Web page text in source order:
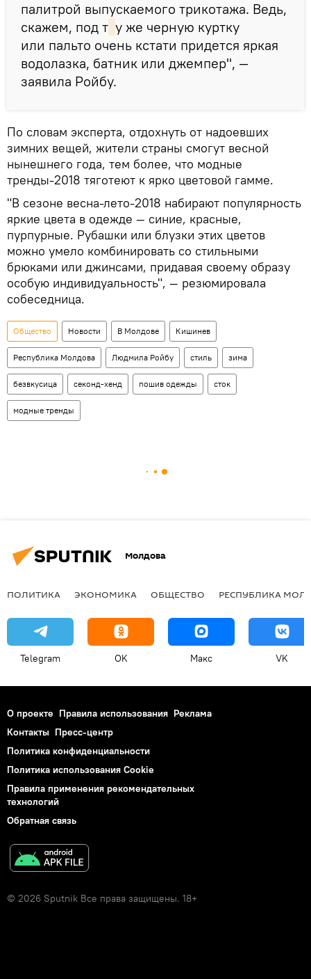
палитрой выпускаемого трикотажа. Ведь,
скажем, под т у же черную куртку
или пальто очень кстати придется яркая
водолазка, батник или джемпер", —
заявила Ройбу.
По словам эксперта, отдохнуть от надоевших
зимних вещей, жители страны смогут весной
нынешнего года, тем более, что модные
тренды-2018 тяготеют к ярко цветовой гамме.
"В сезоне весна-лето-2018 набирают популярность
яркие цвета в одежде — синие, красные,
пурпурные. Рубашки или блузки этих цветов
можно умело комбинировать со стильными
брюками или джинсами, придавая своему образу
особую индивидуальность", — резюмировала
собеседница.
Общество Новости В Молдове Кишинев
Республика Молдова Людмила Ройбу стиль зима
безвкусица секонд-хенд пошив одежды сток
модные тренды
Молдова
ПОЛИТИКА ЭКОНОМИКА ОБЩЕСТВО РЕСПУБЛИКА
Telegram OK Макс VK
О проекте Правила использования Реклама
Контакты Пресс-центр
Политика конфиденциальности
Политика использования Cookie
Правила применения рекомендательных
технологий
Обратная связь
© 2026 Sputnik Все права защищены. 18+